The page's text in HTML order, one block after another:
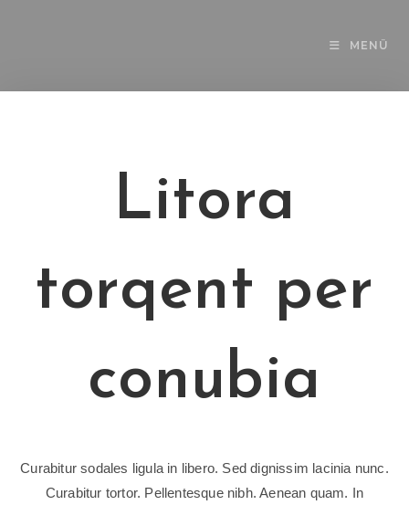
MENÜ
Litora
torqent per
conubia
Curabitur sodales ligula in libero. Sed dignissim lacinia nunc.
Curabitur tortor. Pellentesque nibh. Aenean quam. In